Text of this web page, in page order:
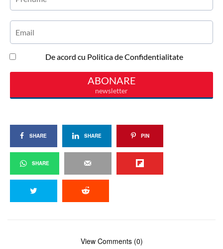
SHARE SHARE PIN
SHARE
View Comments (0)